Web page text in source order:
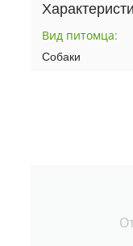
Вид питомца:
Собаки